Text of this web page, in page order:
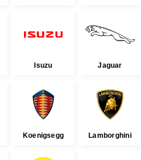
Isuzu Jaguar
Koenigsegg Lamborghini